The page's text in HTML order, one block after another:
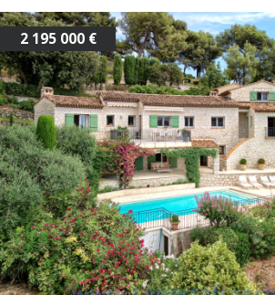
ALERTE E-MAIL
2 195 000 €